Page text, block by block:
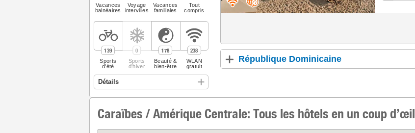
Vacances
balnéaires
Voyage
intervilles
Vacances
familiales
Tout
compris
139
Sports
d'été
0
Sports
d'hiver
178
Beauté &
bien-être
238
WLAN
gratuit
République Dominicaine
Caraïbes / Amérique Centrale: Tous les hôtels en un coup d’œil